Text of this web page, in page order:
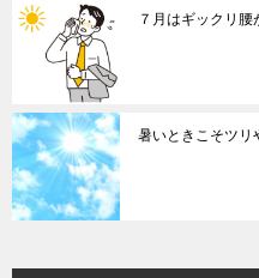
ン
７月はギックリ
暑いときこそツリ